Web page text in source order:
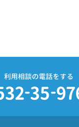
利用相談の電話をする